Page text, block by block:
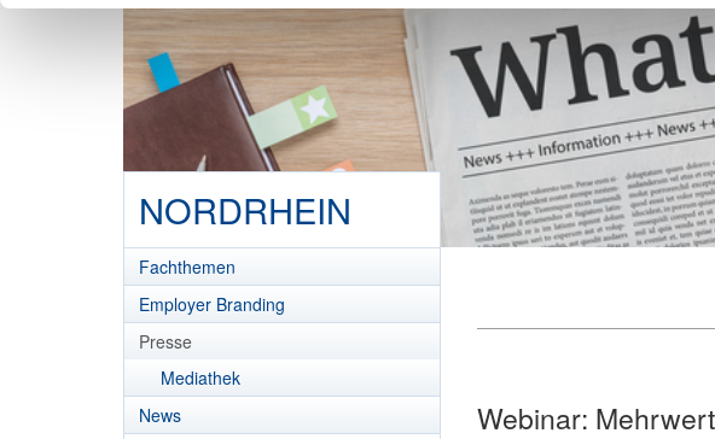
NORDRHEIN
Fachthemen
Employer Branding
Presse
Mediathek
News
Webinar: